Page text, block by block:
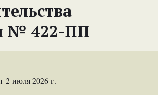
№ 422-ПП
2 июля 2026 г.